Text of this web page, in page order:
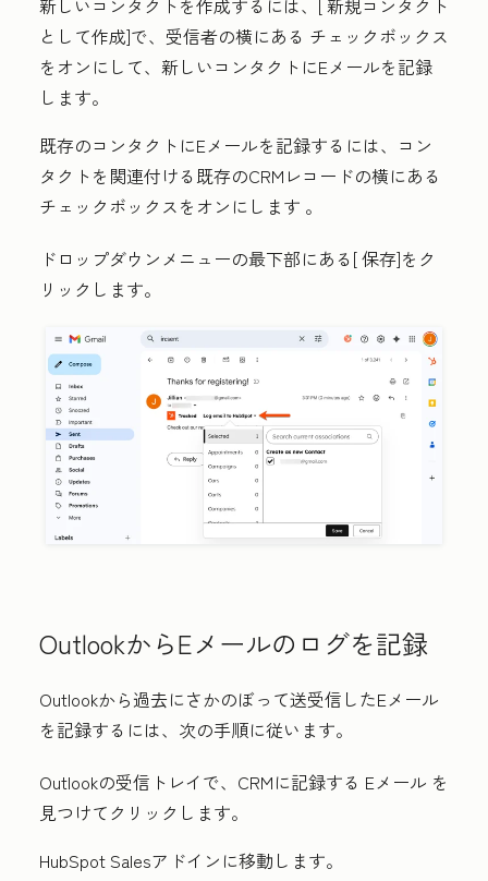
新しいコンタクトを作成するには、[ 新規コンタクト
として作成]で、受信者の横にある チェックボックス
をオンにして、新しいコンタクトにEメールを記録
します。
既存のコンタクトにEメールを記録するには、コン
タクトを関連付ける既存のCRMレコードの横にある
チェックボックスをオンにします 。
ドロップダウンメニューの最下部にある[保存]をク
リックします。
OutlookからEメールのログを記録
Outlookから過去にさかのぼって送受信したEメール
を記録するには、次の手順に従います。
Outlookの受信トレイで、CRMに記録する Eメール を
見つけてクリックします。
HubSpot Salesアドインに移動します。